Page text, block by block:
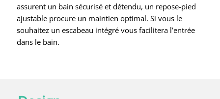
assurent un bain sécurisé et détendu, un repose-pied
ajustable procure un maintien optimal. Si vous le
souhaitez un escabeau intégré vous facilitera l’entrée
dans le bain.